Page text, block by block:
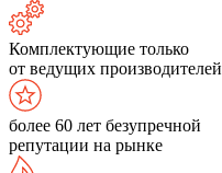
Комплектующие только
от ведущих производителей
более 60 лет безупречной
репутации на рынке